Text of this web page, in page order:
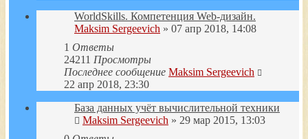
WorldSkills. Компетенция Web-дизайн.
Maksim Sergeevich » 07 апр 2018, 14:08
1 Ответы
24211 Просмотры
Последнее сообщение Maksim Sergeevich
22 апр 2018, 23:30
База данных учёт вычислительной техники
Maksim Sergeevich » 29 мар 2015, 13:03